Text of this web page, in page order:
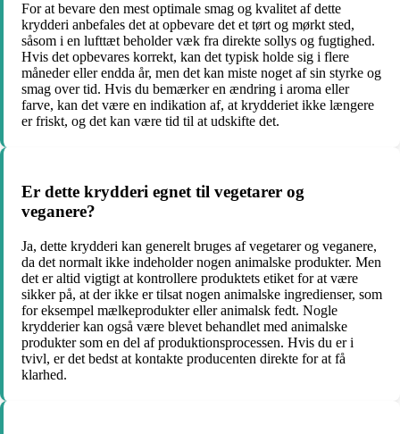
For at bevare den mest optimale smag og kvalitet af dette
krydderi anbefales det at opbevare det et tørt og mørkt sted,
såsom i en lufttæt beholder væk fra direkte sollys og fugtighed.
Hvis det opbevares korrekt, kan det typisk holde sig i flere
måneder eller endda år, men det kan miste noget af sin styrke og
smag over tid. Hvis du bemærker en ændring i aroma eller
farve, kan det være en indikation af, at krydderiet ikke længere
er friskt, og det kan være tid til at udskifte det.
Er dette krydderi egnet til vegetarer og
veganere?
Ja, dette krydderi kan generelt bruges af vegetarer og veganere,
da det normalt ikke indeholder nogen animalske produkter. Men
det er altid vigtigt at kontrollere produktets etiket for at være
sikker på, at der ikke er tilsat nogen animalske ingredienser, som
for eksempel mælkeprodukter eller animalsk fedt. Nogle
krydderier kan også være blevet behandlet med animalske
produkter som en del af produktionsprocessen. Hvis du er i
tvivl, er det bedst at kontakte producenten direkte for at få
klarhed.